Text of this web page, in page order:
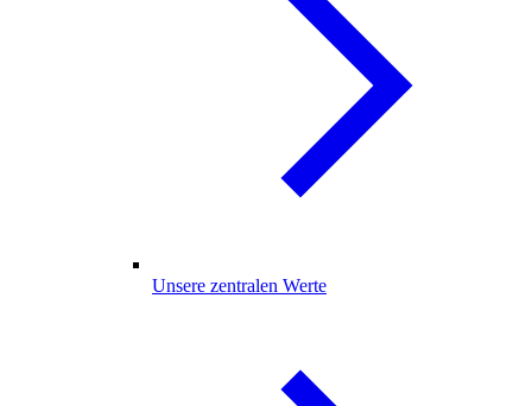
Unsere zentralen Werte